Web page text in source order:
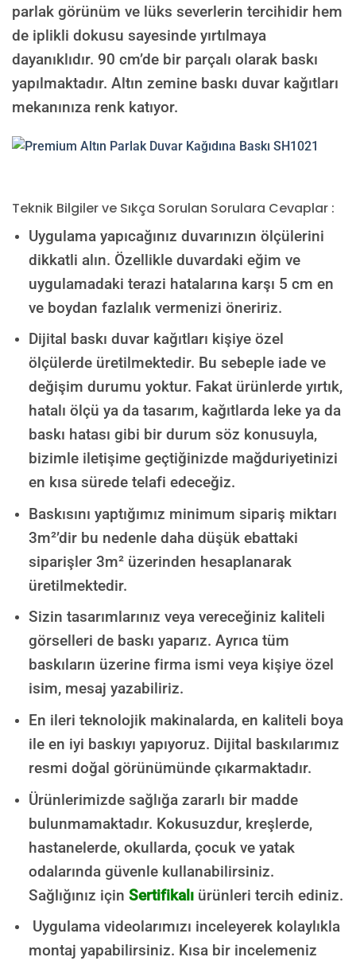
parlak görünüm ve lüks severlerin tercihidir hem
de iplikli dokusu sayesinde yırtılmaya
dayanıklıdır. 90 cm’de bir parçalı olarak baskı
yapılmaktadır. Altın zemine baskı duvar kağıtları
mekanınıza renk katıyor.
Teknik Bilgiler ve Sıkça Sorulan Sorulara Cevaplar :
Uygulama yapıcağınız duvarınızın ölçülerini
dikkatli alın. Özellikle duvardaki eğim ve
uygulamadaki terazi hatalarına karşı 5 cm en
ve boydan fazlalık vermenizi öneririz.
Dijital baskı duvar kağıtları kişiye özel
ölçülerde üretilmektedir. Bu sebeple iade ve
değişim durumu yoktur. Fakat ürünlerde yırtık,
hatalı ölçü ya da tasarım, kağıtlarda leke ya da
baskı hatası gibi bir durum söz konusuyla,
bizimle iletişime geçtiğinizde mağduriyetinizi
en kısa sürede telafi edeceğiz.
Baskısını yaptığımız minimum sipariş miktarı
3m²’dir bu nedenle daha düşük ebattaki
siparişler 3m² üzerinden hesaplanarak
üretilmektedir.
Sizin tasarımlarınız veya vereceğiniz kaliteli
görselleri de baskı yaparız. Ayrıca tüm
baskıların üzerine firma ismi veya kişiye özel
isim, mesaj yazabiliriz.
En ileri teknolojik makinalarda, en kaliteli boya
ile en iyi baskıyı yapıyoruz. Dijital baskılarımız
resmi doğal görünümünde çıkarmaktadır.
Ürünlerimizde sağlığa zararlı bir madde
bulunmamaktadır. Kokusuzdur, kreşlerde,
hastanelerde, okullarda, çocuk ve yatak
odalarında güvenle kullanabilirsiniz.
Sağlığınız için Sertifikalıürünleri tercih ediniz.
Uygulama videolarımızı inceleyerek kolaylıkla
montaj yapabilirsiniz. Kısa bir incelemeniz